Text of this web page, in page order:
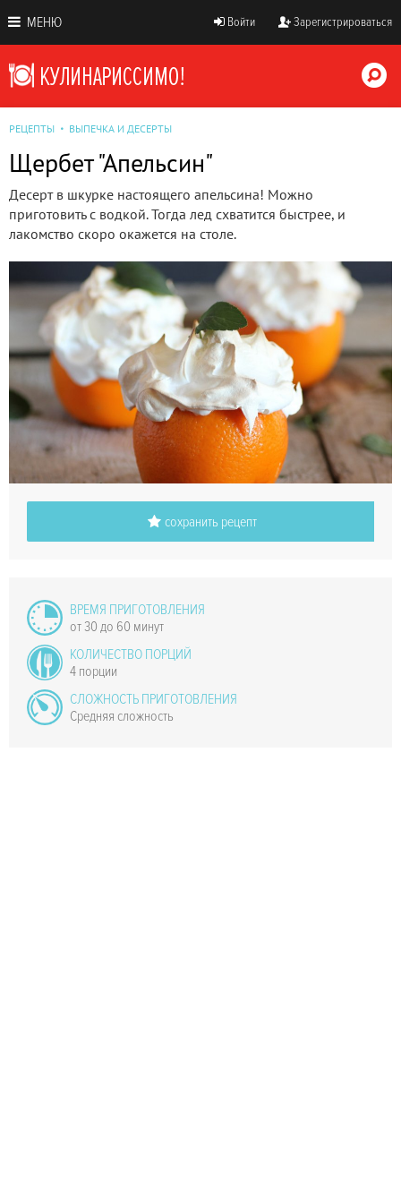
МЕНЮ Войти Зарегистрироваться
РЕЦЕПТЫ ВЫПЕЧКА И ДЕСЕРТЫ
Щербет "Апельсин"
Десерт в шкурке настоящего апельсина! Можно
приготовить с водкой. Тогда лед схватится быстрее, и
лакомство скоро окажется на столе.
сохранить рецепт
ВРЕМЯ ПРИГОТОВЛЕНИЯ
от 30 до 60 минут
КОЛИЧЕСТВО ПОРЦИЙ
4 порции
СЛОЖНОСТЬ ПРИГОТОВЛЕНИЯ
Средняя сложность